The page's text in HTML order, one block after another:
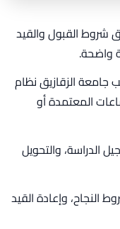
شروط القبول والقيد
واضحة.
جامعة الزقازيق نظام
المعتمدة أو
الدراسة، والتحويل
النجاح، وإعادة القيد